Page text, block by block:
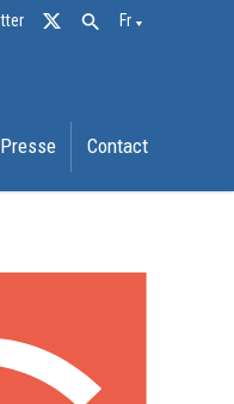
Fr
Presse Contact